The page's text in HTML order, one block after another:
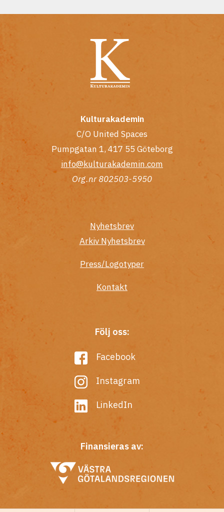
Kulturakademin
C/O United Spaces
Pumpgatan 1, 417 55 Göteborg
info@kulturakademin.com
Org.nr 802503-5950
Nyhetsbrev
Arkiv Nyhetsbrev
Press/Logotyper
Kontakt
Följ oss:
Facebook
Instagram
LinkedIn
Finansieras av: